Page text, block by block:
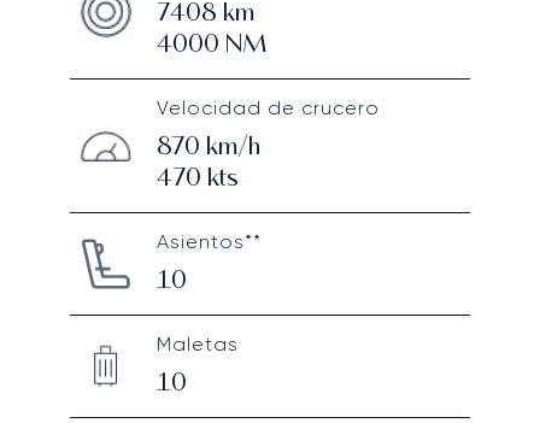
7408 km
4000 NM
Velocidad de crucero
870 km/h
470 kts
Asientos**
10
Maletas
10